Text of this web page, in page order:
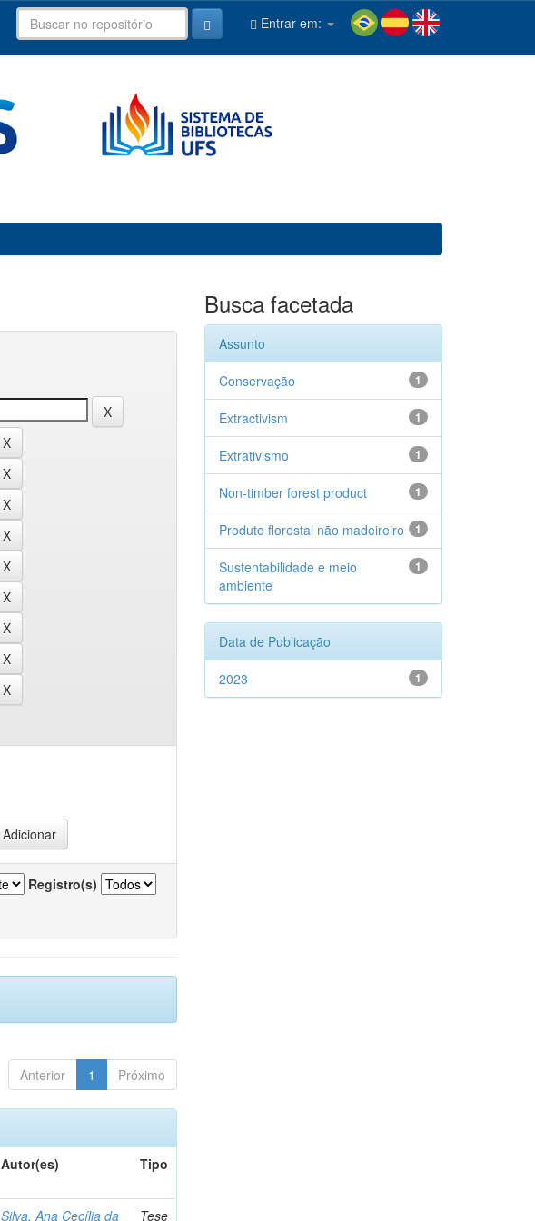
Entrar em:
Registro(s)
Anterior 1 Próximo
Autor(es) Tipo
Silva, Ana Cecília da Tese
Busca facetada
Assunto
1
Conservação
1
Extractivism
1
Extrativismo
1
Non-timber forest product
1
Produto florestal não madeireiro
1
Sustentabilidade e meio
ambiente
Data de Publicação
1
2023